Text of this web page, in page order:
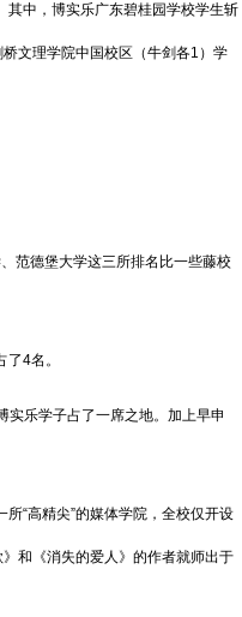
中，博实乐广东碧桂园学校学生斩
文理学院中国校区（牛剑各1）学
范德堡大学这三所排名比一些藤校
4名。
乐学子占了一席之地。加上早申
“高精尖”的媒体学院，全校仅开设
和《消失的爱人》的作者就师出于